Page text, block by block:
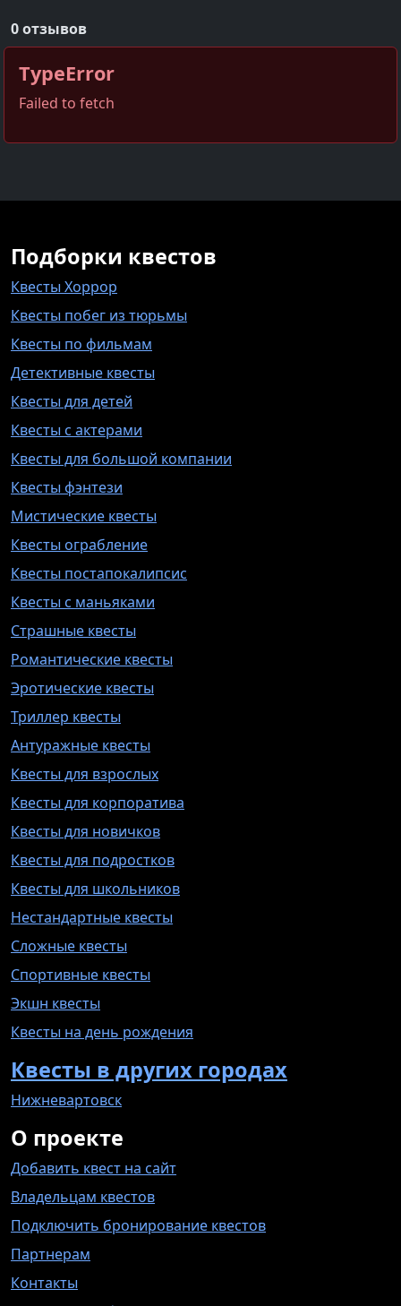
0 отзывов
TypeError
Failed to fetch
Подборки квестов
Квесты Хоррор
Квесты побег из тюрьмы
Квесты по фильмам
Детективные квесты
Квесты для детей
Квесты с актерами
Квесты для большой компании
Квесты фэнтези
Мистические квесты
Квесты ограбление
Квесты постапокалипсис
Квесты с маньяками
Страшные квесты
Романтические квесты
Эротические квесты
Триллер квесты
Антуражные квесты
Квесты для взрослых
Квесты для корпоратива
Квесты для новичков
Квесты для подростков
Квесты для школьников
Нестандартные квесты
Сложные квесты
Спортивные квесты
Экшн квесты
Квесты на день рождения
Квесты в других городах
Нижневартовск
О проекте
Добавить квест на сайт
Владельцам квестов
Подключить бронирование квестов
Партнерам
Контакты